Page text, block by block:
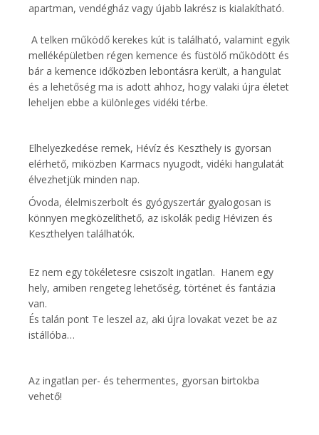
apartman, vendégház vagy újabb lakrész is kialakítható.
A telken működő kerekes kút is található, valamint egyik
melléképületben régen kemence és füstölő működött és
bár a kemence időközben lebontásra került, a hangulat
és a lehetőség ma is adott ahhoz, hogy valaki újra életet
leheljen ebbe a különleges vidéki térbe.
Elhelyezkedése remek, Hévíz és Keszthely is gyorsan
elérhető, miközben Karmacs nyugodt, vidéki hangulatát
élvezhetjük minden nap.
Óvoda, élelmiszerbolt és gyógyszertár gyalogosan is
könnyen megközelíthető, az iskolák pedig Hévizen és
Keszthelyen találhatók.
Ez nem egy tökéletesre csiszolt ingatlan. Hanem egy
hely, amiben rengeteg lehetőség, történet és fantázia
van.
És talán pont Te leszel az, aki újra lovakat vezet be az
istállóba…
Az ingatlan per- és tehermentes, gyorsan birtokba
vehető!